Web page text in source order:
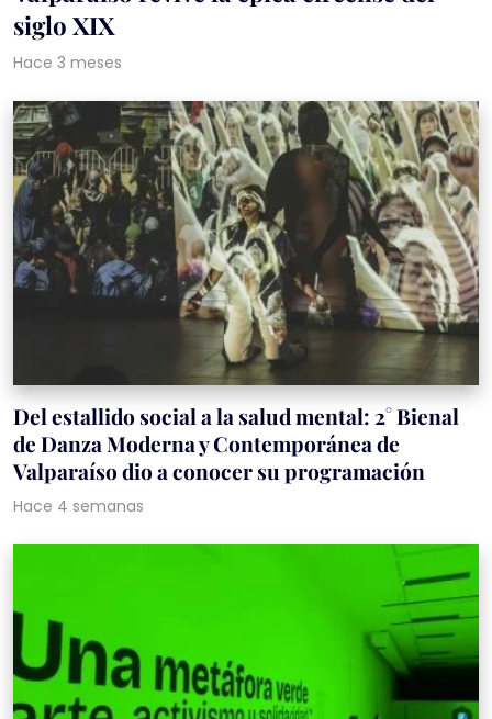
siglo XIX
Hace 3 meses
Del estallido social a la salud mental: 2° Bienal
de Danza Moderna y Contemporánea de
Valparaíso dio a conocer su programación
Hace 4 semanas